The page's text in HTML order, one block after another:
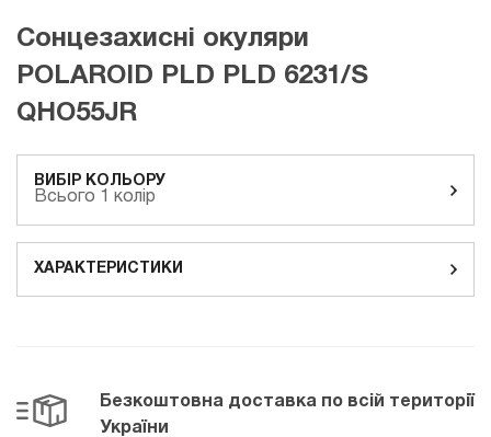
Сонцезахисні окуляри
POLAROID PLD PLD 6231/S
QHO55JR
ВИБІР КОЛЬОРУ
Всього 1 колір
ХАРАКТЕРИСТИКИ
Безкоштовна доставка по всій території
України